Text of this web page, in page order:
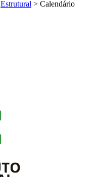
Estrutural > Calendário